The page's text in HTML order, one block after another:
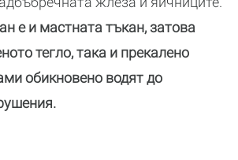
е и мастната тъкан, затова
тегло, така и прекалено
обикновено водят до